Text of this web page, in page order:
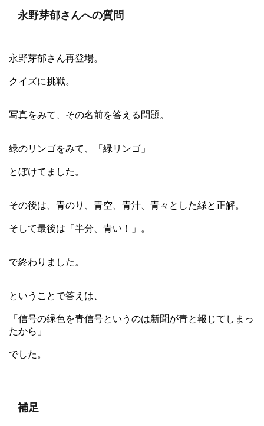
永野芽郁さんへの質問
永野芽郁さん再登場。
クイズに挑戦。
写真をみて、その名前を答える問題。
緑のリンゴをみて、「緑リンゴ」
とぼけてました。
その後は、青のり、青空、青汁、青々とした緑と正解。
そして最後は「半分、青い！」。
で終わりました。
ということで答えは、
「信号の緑色を青信号というのは新聞が青と報じてしまっ
たから」
でした。
補足